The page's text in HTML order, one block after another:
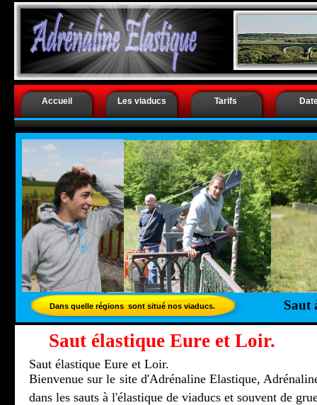
Saut
Dans quelle régions sont situé nos viaducs.
Saut élastique Eure et Loir.
Saut élastique Eure et Loir.
Bienvenue sur le site d'Adrénaline Elastique,
dans les sauts à l'élastique de viaducs et souvent de
Accueil Les viaducs Tarifs